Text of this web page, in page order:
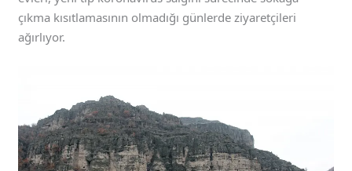
çıkma kısıtlamasının olmadığı günlerde ziyaretçileri
ağırlıyor.